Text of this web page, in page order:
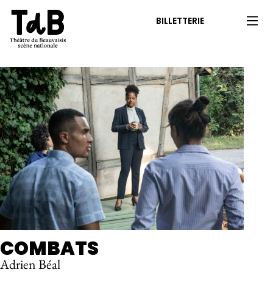
BILLETTERIE
COMBATS
Adrien Béal